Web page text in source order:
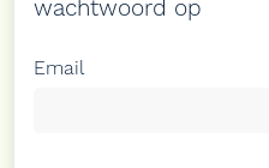
wachtwoord op
Email